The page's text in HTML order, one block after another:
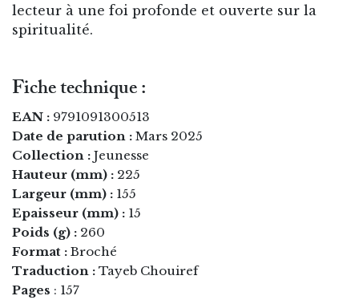
lecteur à une foi profonde et ouverte sur la
spiritualité.
Fiche technique :
EAN : 9791091300513
Date de parution : Mars 2025
Collection : Jeunesse
Hauteur (mm) : 225
Largeur (mm) : 155
Epaisseur (mm) : 15
Poids (g) : 260
Format : Broché
Traduction : Tayeb Chouiref
Pages : 157